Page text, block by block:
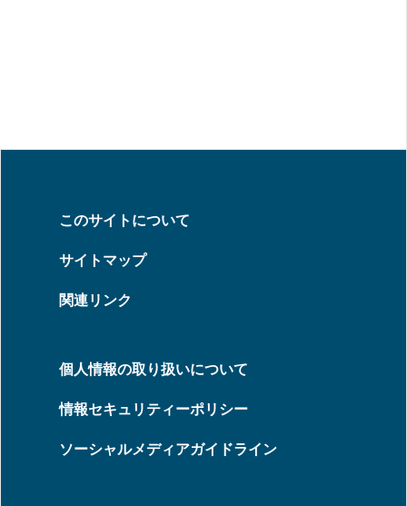
このサイトについて
サイトマップ
関連リンク
個人情報の取り扱いについて
情報セキュリティーポリシー
ソーシャルメディアガイドライン